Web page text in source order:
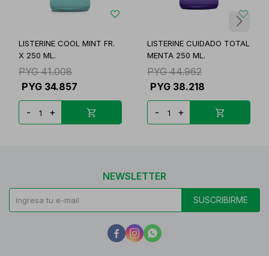
LISTERINE COOL MINT FR.
X 250 ML.
PYG 41.008
PYG 34.857
- +
LISTERINE CUIDADO TOTAL
MENTA 250 ML.
PYG 44.962
PYG 38.218
- +
NEWSLETTER
SUSCRIBIRME
  